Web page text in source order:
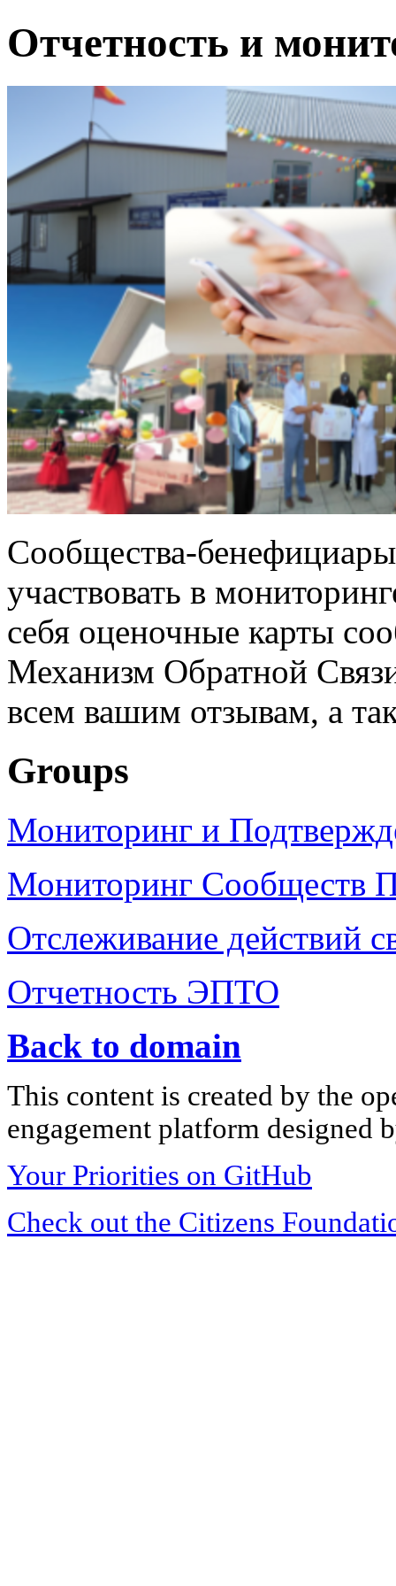
Отчетность и
Сообщества-
участвовать в
себя оценочные карты
Механизм Обратной
всем вашим отзывам, а
Groups
Мониторинг и
Мониторинг
Отслеживание действий
Отчетность ЭПТО
Back to domain
This content is created by the
engagement platform designed
Your Priorities on GitHub
Check out the Citizens